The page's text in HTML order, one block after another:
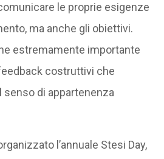
le proprie esigenze
ma anche gli obiettivi.
estremamente importante
costruttivi che
di appartenenza
l’annuale Stesi Day,